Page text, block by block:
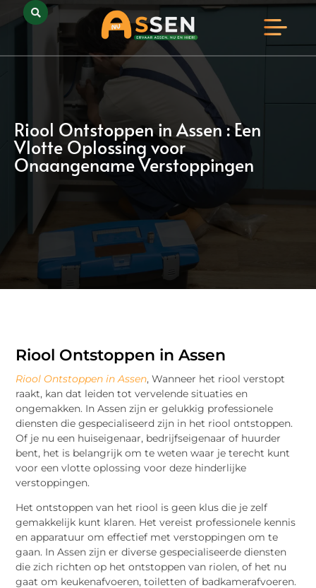
Riool Ontstoppen in Assen : Een
Vlotte Oplossing voor
Onaangename Verstoppingen
Riool Ontstoppen in Assen
Riool Ontstoppen in Assen, Wanneer het riool verstopt
raakt, kan dat leiden tot vervelende situaties en
ongemakken. In Assen zijn er gelukkig professionele
diensten die gespecialiseerd zijn in het riool ontstoppen.
Of je nu een huiseigenaar, bedrijfseigenaar of huurder
bent, het is belangrijk om te weten waar je terecht kunt
voor een vlotte oplossing voor deze hinderlijke
verstoppingen.
Het ontstoppen van het riool is geen klus die je zelf
gemakkelijk kunt klaren. Het vereist professionele kennis
en apparatuur om effectief met verstoppingen om te
gaan. In Assen zijn er diverse gespecialiseerde diensten
die zich richten op het ontstoppen van riolen, of het nu
gaat om keukenafvoeren, toiletten of badkamerafvoeren.